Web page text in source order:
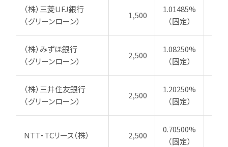
（株）三菱UFJ銀行
（グリーンローン）
1,500
1.01485%
（固定）
（株）みずほ銀行
（グリーンローン）
2,500
1.08250%
（固定）
（株）三井住友銀行
（グリーンローン）
2,500
1.20250%
（固定）
NTT・TCリース（株） 2,500
0.70500%
（固定）